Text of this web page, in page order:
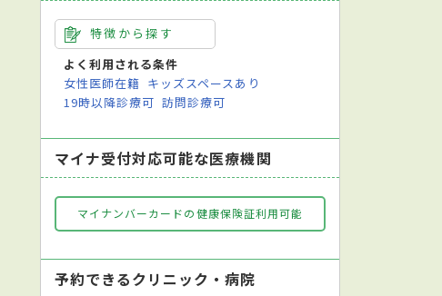
特徴から探す
よく利用される条件
女性医師在籍 キッズスペースあり
19時以降診療可 訪問診療可
マイナ受付対応可能な医療機関
マイナンバーカードの健康保険証利用可能
予約できるクリニック・病院